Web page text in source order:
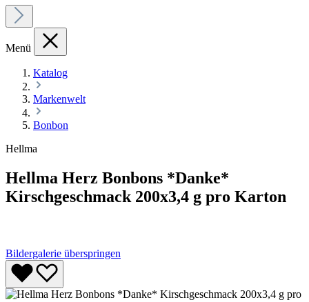
Menü
Katalog
Markenwelt
Bonbon
Hellma
Hellma Herz Bonbons *Danke*
Kirschgeschmack 200x3,4 g pro Karton
Bildergalerie überspringen